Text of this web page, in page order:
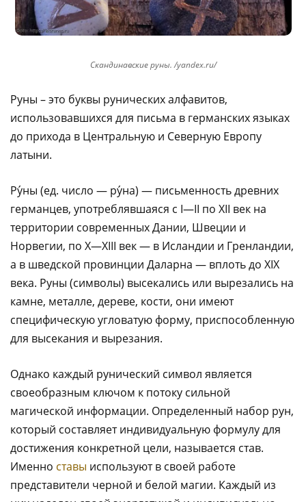
Скандинавские руны. /yandex.ru/
Руны – это буквы рунических алфавитов,
использовавшихся для письма в германских языках
до прихода в Центральную и Северную Европу
латыни.
Ру́ны (ед. число — ру́на) — письменность древних
германцев, употреблявшаяся с I—II по XII век на
территории современных Дании, Швеции и
Норвегии, по X—XIII век — в Исландии и Гренландии,
а в шведской провинции Даларна — вплоть до XIX
века. Руны (символы) высекались или вырезались на
камне, металле, дереве, кости, они имеют
специфическую угловатую форму, приспособленную
для высекания и вырезания.
Однако каждый рунический символ является
своеобразным ключом к потоку сильной
магической информации. Определенный набор рун,
который составляет индивидуальную формулу для
достижения конкретной цели, называется став.
Именно ставы используют в своей работе
представители черной и белой магии. Каждый из